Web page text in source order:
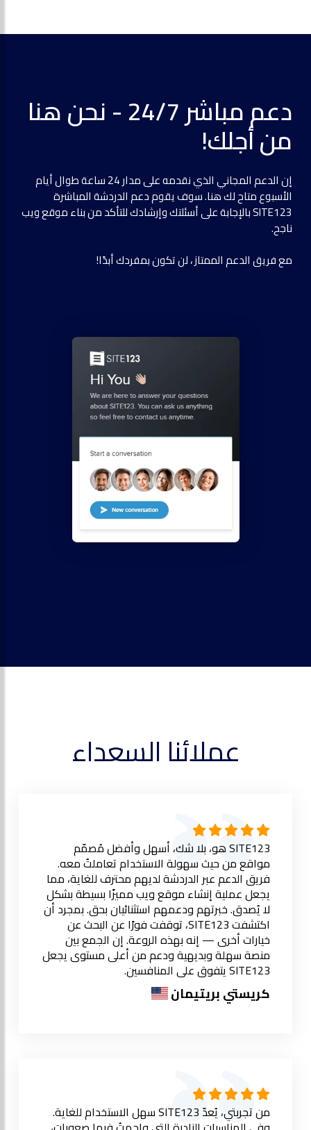
دعم مباشر 24/7 - نحن هنا
من أجلك!
إن الدعم المجاني الذي نقدمه على مدار 24 ساعة طوال أيام
الأسبوع متاح لك هنا. سوف يقوم دعم الدردشة المباشرة
SITE123 بالإجابة على أسئلتك وإرشادك للتأكد من بناء موقع ويب
ناجح.
مع فريق الدعم الممتاز ، لن تكون بمفردك أبدًا!
عملائنا السعداء
SITE123 هو، بلا شك، أسهل وأفضل مُصمّم
مواقع من حيث سهولة الاستخدام تعاملتُ معه.
فريق الدعم عبر الدردشة لديهم محترف للغاية، مما
يجعل عملية إنشاء موقع ويب مميزًا بسيطة بشكل
لا يُصدق. خبرتهم ودعمهم استثنائيان بحق. بمجرد أن
اكتشفت SITE123، توقفت فورًا عن البحث عن
خيارات أخرى — إنه بهذه الروعة. إن الجمع بين
منصة سهلة وبديهية ودعم من أعلى مستوى يجعل
SITE123 يتفوق على المنافسين.
كريستي بريتيمان
من تجربتي، يُعدّ SITE123 سهل الاستخدام للغاية.